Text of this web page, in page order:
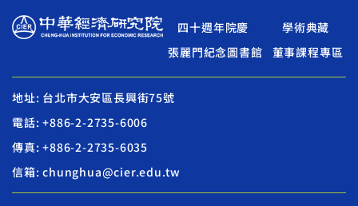
四十週年院慶
學術典藏
張麗門紀念圖書館
董事課程專區
地址: 台北市大安區長興街75號
電話: +886-2-2735-6006
傳真: +886-2-2735-6035
信箱: chunghua@cier.edu.tw